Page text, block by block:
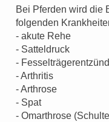
Bei Pferden wird die
folgenden
- akute Rehe
- Satteldruck
-
- Arthritis
- Arthrose
- Spat
- Omarthrose